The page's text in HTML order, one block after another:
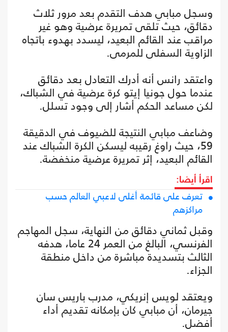
وسجل مبابي هدف التقدم بعد مرور ثلاث
دقائق، حيث تلقى تمريرة عرضية وهو غير
مراقب عند القائم البعيد، ليسدد بهدوء باتجاه
الزاوية السفلى للمرمى.
واعتقد رانس أنه أدرك التعادل بعد دقائق
عندما حول جونيا إيتو كرة عرضية في الشباك،
لكن مساعد الحكم أشار إلى وجود تسلل.
وضاعف مبابي النتيجة للضيوف في الدقيقة
59، حيث راوغ رقيبه ليسكن الكرة الشباك عند
القائم البعيد، إثر تمريرة عرضية منخفضة.
اقرأ أيضا:
تعرف على قائمة أغلى لاعبي العالم حسب
مراكزهم
وقبل ثماني دقائق من النهاية، سجل المهاجم
الفرنسي، البالغ من العمر 24 عاما، هدفه
الثالث بتسديدة مباشرة من داخل منطقة
الجزاء.
ويعتقد لويس إنريكي، مدرب باريس سان
جيرمان، أن مبابي كان بإمكانه تقديم أداء
أفضل.